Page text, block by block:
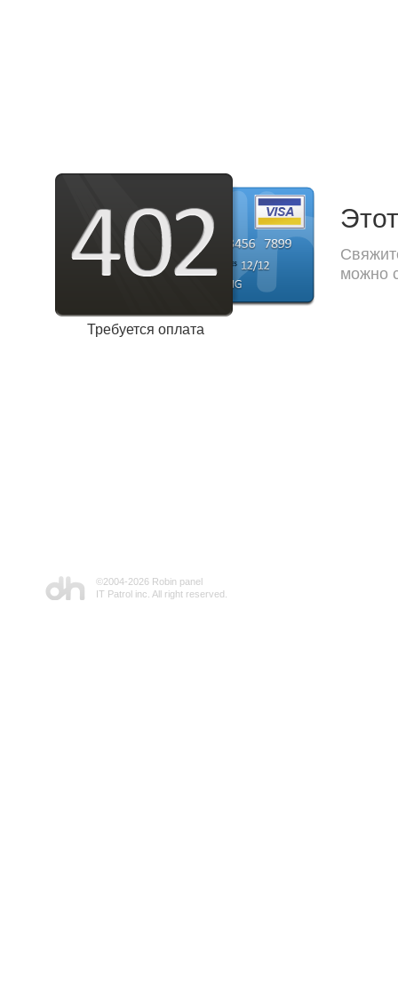
Требуется оплата
можно
©2004-2026 Robin panel
IT Patrol inc. All right reserved.